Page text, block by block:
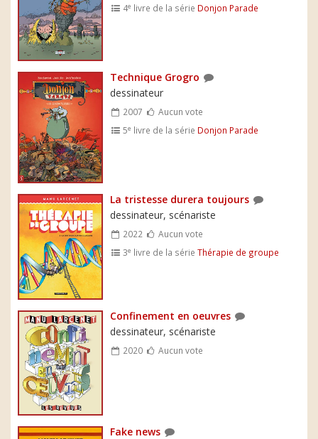
4e livre de la série Donjon Parade
Technique Grogro
dessinateur
2007
Aucun vote
5e livre de la série Donjon Parade
La tristesse durera toujours
dessinateur, scénariste
2022
Aucun vote
3e livre de la sérieThérapie de groupe
Confinement en oeuvres
dessinateur, scénariste
2020 Aucun vote
Fake news